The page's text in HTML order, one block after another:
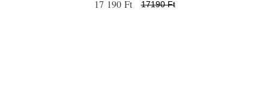
17 190 Ft 17190 Ft